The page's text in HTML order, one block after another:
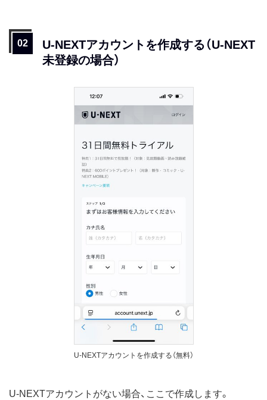
U-NEXTアカウントを作成する（U-NEXT
未登録の場合）
U-NEXTアカウントを作成する（無料）
U-NEXTアカウントがない場合、ここで作成します。